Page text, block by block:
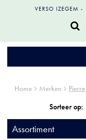
VERSO IZEGEM
Home Merken
Sorteer op:
Assortiment